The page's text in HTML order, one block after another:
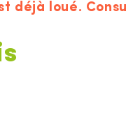
déjà loué.